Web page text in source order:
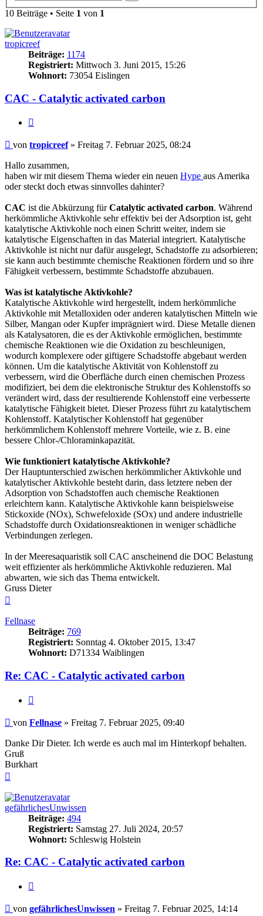
10 Beiträge • Seite 1 von 1
tropicreef
Beiträge: 1174
Registriert: Mittwoch 3. Juni 2015, 15:26
Wohnort: 73054 Eislingen
CAC - Catalytic activated carbon
Beitrag
von tropicreef» Freitag 7. Februar 2025, 08:24
Hallo zusammen,
haben wir mit diesem Thema wieder ein neuen Hype aus Amerika
oder steckt doch etwas sinnvolles dahinter?
CAC ist die Abkürzung fürCatalytic activated carbon. Während
herkömmliche Aktivkohle sehr effektiv bei der Adsorption ist, geht
katalytische Aktivkohle noch einen Schritt weiter, indem sie
katalytische Eigenschaften in das Material integriert. Katalytische
Aktivkohle ist nicht nur dafür ausgelegt, Schadstoffe zu adsorbieren;
sie kann auch bestimmte chemische Reaktionen fördern und so ihre
Fähigkeit verbessern, bestimmte Schadstoffe abzubauen.
Was ist katalytische Aktivkohle?
Katalytische Aktivkohle wird hergestellt, indem herkömmliche
Aktivkohle mit Metalloxiden oder anderen katalytischen Mitteln wie
Silber, Mangan oder Kupfer imprägniert wird. Diese Metalle dienen
als Katalysatoren, die es der Aktivkohle ermöglichen, bestimmte
chemische Reaktionen wie die Oxidation zu beschleunigen,
wodurch komplexere oder giftigere Schadstoffe abgebaut werden
können. Um die katalytische Aktivität von Kohlenstoff zu
verbessern, wird die Oberfläche durch einen chemischen Prozess
modifiziert, bei dem die elektronische Struktur des Kohlenstoffs so
verändert wird, dass der resultierende Kohlenstoff eine verbesserte
katalytische Fähigkeit bietet. Dieser Prozess führt zu katalytischem
Kohlenstoff. Katalytischer Kohlenstoff hat gegenüber
herkömmlichem Kohlenstoff mehrere Vorteile, wie z. B. eine
bessere Chlor-/Chloraminkapazität.
Wie funktioniert katalytische Aktivkohle?
Der Hauptunterschied zwischen herkömmlicher Aktivkohle und
katalytischer Aktivkohle besteht darin, dass letztere neben der
Adsorption von Schadstoffen auch chemische Reaktionen
erleichtern kann. Katalytische Aktivkohle kann beispielsweise
Stickoxide (NOx), Schwefeloxide (SOx) und andere industrielle
Schadstoffe durch Oxidationsreaktionen in weniger schädliche
Verbindungen zerlegen.
In der Meeresaquaristik soll CAC anscheinend die DOC Belastung
weit effizienter als herkömmliche Aktivkohle reduzieren. Mal
abwarten, wie sich das Thema entwickelt.
Gruss Dieter
Fellnase
Beiträge: 769
Registriert: Sonntag 4. Oktober 2015, 13:47
Wohnort: D71334 Waiblingen
Re: CAC - Catalytic activated carbon
Beitrag
von Fellnase » Freitag 7. Februar 2025, 09:40
Danke Dir Dieter. Ich werde es auch mal im Hinterkopf behalten.
Gruß
Burkhart
gefährlichesUnwissen
Beiträge: 494
Registriert: Samstag 27. Juli 2024, 20:57
Wohnort: Schleswig Holstein
Re: CAC - Catalytic activated carbon
Beitrag
von gefährlichesUnwissen » Freitag 7. Februar 2025, 14:14